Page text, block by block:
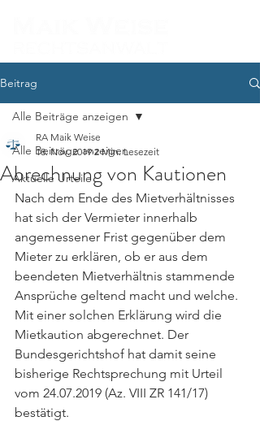
Beitrag
Alle Beiträge anzeigen
Aktuelle Urteile
Alle Beiträge anzeigen
Abrechnung von Kautionen
RA Maik Weise
18. Nov. 2019 2 Min. Lesezeit
Nach dem Ende des Mietverhältnisses
hat sich der Vermieter innerhalb
angemessener Frist gegenüber dem
Mieter zu erklären, ob er aus dem
beendeten Mietverhältnis stammende
Ansprüche geltend macht und welche.
Mit einer solchen Erklärung wird die
Mietkaution abgerechnet. Der
Bundesgerichtshof hat damit seine
bisherige Rechtsprechung mit Urteil
vom 24.07.2019 (Az. VIII ZR 141/17)
bestätigt.